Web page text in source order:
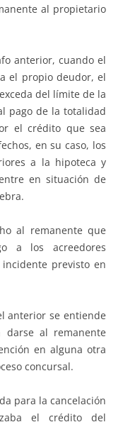
al propietario
anterior, cuando el
el propio deudor, el
del límite de la
pago de la totalidad
el crédito que sea
en su caso, los
a la hipoteca y
en situación de
al remanente que
a los acreedores
previsto en
anterior se entiende
al remanente
en alguna otra
concursal.
para la cancelación
el crédito del